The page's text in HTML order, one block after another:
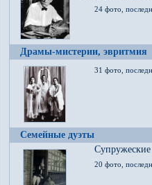
24 фото,
Драмы-мистерии, эвритмия
31 фото,
Семейные дуэты
20 фото,